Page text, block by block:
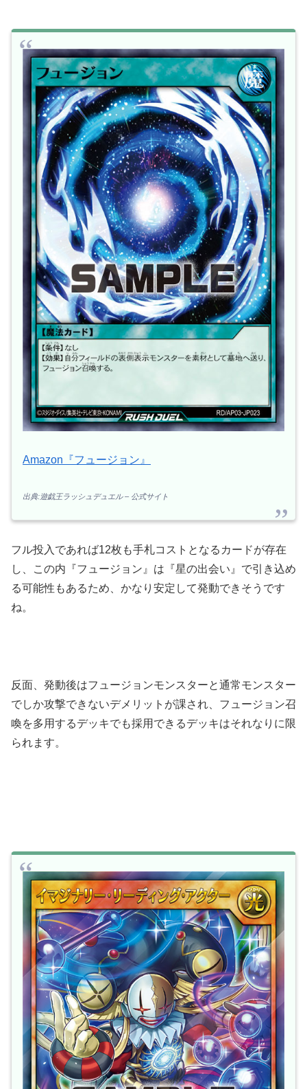
Amazon『フュージョン』
出典:遊戯王ラッシュデュエル – 公式サイト
フル投入であれば12枚も手札コストとなるカードが存在
し、この内『フュージョン』は『星の出会い』で引き込め
る可能性もあるため、かなり安定して発動できそうです
ね。
反面、発動後はフュージョンモンスターと通常モンスター
でしか攻撃できないデメリットが課され、フュージョン召
喚を多用するデッキでも採用できるデッキはそれなりに限
られます。